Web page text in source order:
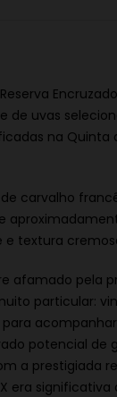
de uvas
na Quinta
carvalho
textura
afamado pela
particular:
potencial de
a prestigiada
era